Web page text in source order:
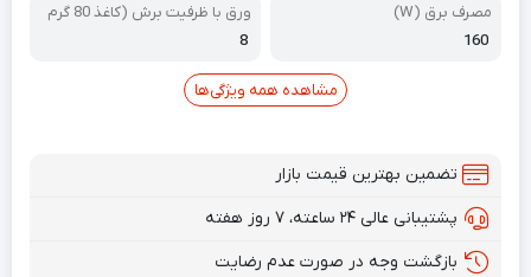
مصرف برق (W)
160
ورق با ظرفیت برش (کاغذ 80 گرم
ی)
8
مشاهده همه ویژگی‌ها
تضمین بهترین قیمت بازار
پشتیبانی عالی ۲۴ ساعته، ۷ روز هفته
بازگشت وجه در صورت عدم رضایت